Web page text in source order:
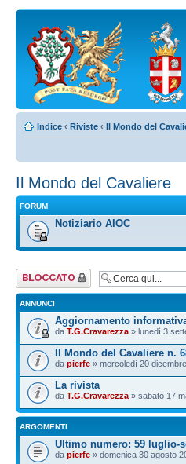
Indice ‹ Riviste ‹ Il Mondo del
Il Mondo del Cavaliere
FORUM
Notiziario AIOC
Forum bloccato
ANNUNCI
Aggiornamento
da T.G.Cravarezza » lunedì 3
Il Mondo del Cavaliere n.
da pierfe » mercoledì 20
La rivista
da T.G.Cravarezza » sabato 17
ARGOMENTI
Ultimo numero: 59 luglio-
da pierfe » domenica 30 agosto